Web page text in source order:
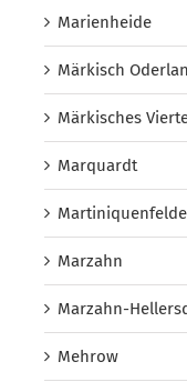
Marienheide
Märkisch
Märkisches
Marquardt
Martiniquenfelde
Marzahn
Marzahn-
Mehrow